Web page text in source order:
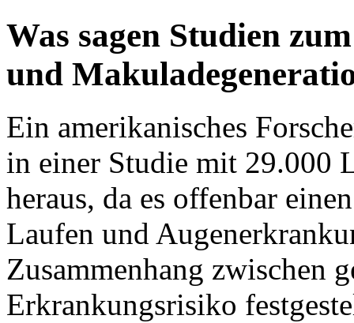
Was sagen Studien
und
Ein amerikanisches
in einer Studie mit 29.000
heraus, da es offenbar
Laufen und
Zusammenhang zwischen
Erkrankungsrisiko